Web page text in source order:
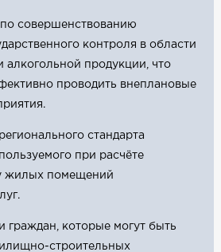
совершенствованию
контроля в области
алкогольной продукции, что
проводить внеплановые
стандарта
при расчёте
жилых помещений
граждан, которые могут быть
строительных